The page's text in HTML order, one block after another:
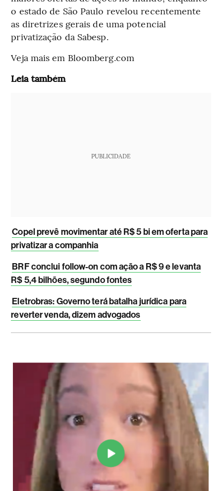
o estado de São Paulo revelou recentemente
as diretrizes gerais de uma potencial
privatização da Sabesp.
Veja mais em Bloomberg.com
Leia também
PUBLICIDADE
Copel prevê movimentar até R$ 5 bi em oferta para
privatizar a companhia
BRF conclui follow-on com ação a R$ 9 e levanta
R$ 5,4 bilhões, segundo fontes
Eletrobras: Governo terá batalha jurídica para
reverter venda, dizem advogados